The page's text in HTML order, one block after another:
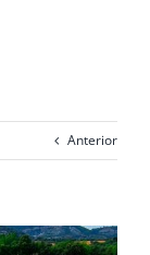
Anterior